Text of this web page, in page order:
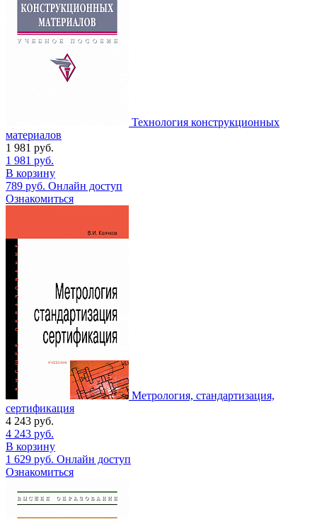
Технология конструкционных
материалов
1 981 руб.
1 981 руб.
В корзину
789 руб. Онлайн доступ
Ознакомиться
Метрология, стандартизация,
сертификация
4 243 руб.
4 243 руб.
В корзину
1 629 руб. Онлайн доступ
Ознакомиться